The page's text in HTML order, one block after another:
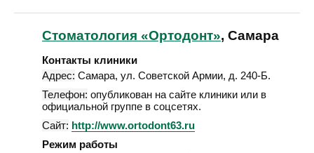
Стоматология «Ортодонт», Самара
Контакты клиники
Адрес: Самара, ул. Советской Армии, д. 240-Б.
Телефон: опубликован на сайте клиники или в
официальной группе в соцсетях.
Сайт: http://www.ortodont63.ru
Режим работы